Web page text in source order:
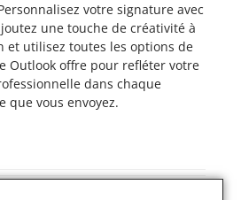
votre signature avec
une touche de créativité à
et utilisez toutes les options de
Outlook offre pour refléter votre
dans chaque
que vous envoyez.